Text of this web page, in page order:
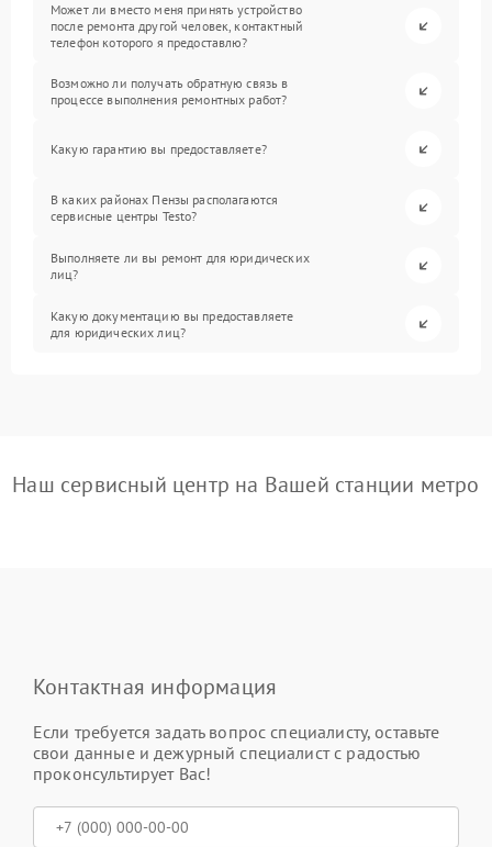
Может ли вместо меня принять устройство
после ремонта другой человек, контактный
телефон которого я предоставлю?
Возможно ли получать обратную связь в
процессе выполнения ремонтных работ?
Какую гарантию вы предоставляете?
В каких районах Пензы располагаются
сервисные центры Testo?
Выполняете ли вы ремонт для юридических
лиц?
Какую документацию вы предоставляете
для юридических лиц?
Наш сервисный центр на Вашей станции метро
Контактная информация
Если требуется задать вопрос специалисту, оставьте
свои данные и дежурный специалист с радостью
проконсультирует Вас!